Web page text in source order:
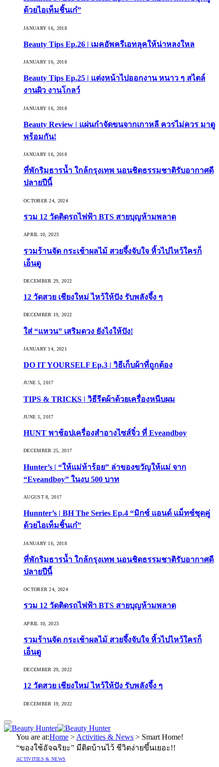
ด้วยไอเท็มชิ้นเก๋”
JANUARY 16, 2018
Beauty Tips Ep.26 | เมคอัพครีเอทลุคให้น่าหลงใหล
JANUARY 16, 2018
Beauty Tips Ep.25 | แต่งหน้าไปออกงาน หนาว ๆ สไตล์
งานผิว งานโกลว์
JANUARY 16, 2018
Beauty Review | แผ่นกำจัดขนจากเกาหลี ควรไม่ควร มาดู
พร้อมกัน!
JANUARY 16, 2018
ที่พักริมธารน้ำ ใกล้กรุงเทพ นอนชิดธรรมชาติรับอากาศดี
ปลายปีนี้
OCTOBER 24, 2024
รวม 12 วัดติดรถไฟฟ้า BTS สายบุญห้ามพลาด
APRIL 10, 2023
รวมร้านจัด กระเช้าผลไม้ สวยจึ้งจับใจ หิ้วไปไหว้ใครก็
เอ็นดู
DECEMBER 29, 2022
12 วัดสวย เชียงใหม่ ไหว้ให้ปัง รับพลังจึ้ง ๆ
DECEMBER 19, 2022
ใส่ “แหวน” เสริมดวง ยังไงให้ปัง!
JANUARY 14, 2021
DO IT YOURSELF Ep.3 | วิธีเก็บผ้าที่ถูกต้อง
JUNE 5, 2017
TIPS & TRICKS | วิธีรีดผ้าด้วยเครื่องหนีบผม
JUNE 5, 2017
HUNT พาช้อปเครื่องสำอางไซส์จิ๋ว ที่ Eveandboy
DECEMBER 25, 2017
Hunter’s | “ให้แม่ห้าร้อย” ล่าของขวัญให้แม่ จาก
“Eveandboy” ในงบ 500 บาท
AUGUST 8, 2017
Hunnter’s | BH The Series Ep.4 “มิกซ์ แอนด์ แม็ทซ์ชุดคู่
ด้วยไอเท็มชิ้นเก๋”
JANUARY 16, 2018
ที่พักริมธารน้ำ ใกล้กรุงเทพ นอนชิดธรรมชาติรับอากาศดี
ปลายปีนี้
OCTOBER 24, 2024
รวม 12 วัดติดรถไฟฟ้า BTS สายบุญห้ามพลาด
APRIL 10, 2023
รวมร้านจัด กระเช้าผลไม้ สวยจึ้งจับใจ หิ้วไปไหว้ใครก็
เอ็นดู
DECEMBER 29, 2022
12 วัดสวย เชียงใหม่ ไหว้ให้ปัง รับพลังจึ้ง ๆ
DECEMBER 19, 2022
You are at:Home > Activities & News > Smart Home!
“ของใช้อัจฉริยะ” มีติดบ้านไว้ ชีวิตง่ายขึ้นเยอะ!!
ACTIVITIES & NEWS